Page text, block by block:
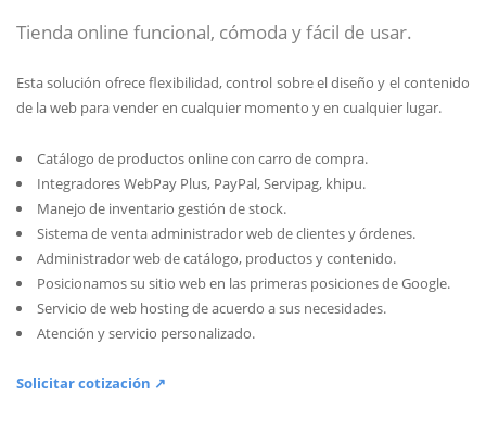
Tienda online funcional, cómoda y fácil de usar.
Esta solución ofrece flexibilidad, control sobre el diseño y el contenido
de la web para vender en cualquier momento y en cualquier lugar.
Catálogo de productos online con carro de compra.
Integradores WebPay Plus, PayPal, Servipag, khipu.
Manejo de inventario gestión de stock.
Sistema de venta administrador web de clientes y órdenes.
Administrador web de catálogo, productos y contenido.
Posicionamos su sitio web en las primeras posiciones de Google.
Servicio de web hosting de acuerdo a sus necesidades.
Atención y servicio personalizado.
Solicitar cotización ↗